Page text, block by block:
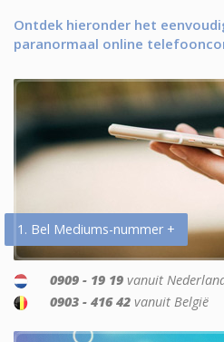
Ontdek hieronder het
paranormaal online
1. Bel Mediums-nummer +
0909 - 19 19 vanuit
0903 - 416 42 vanuit België